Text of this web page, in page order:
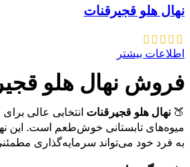
نهال هلو قجیرقنات
اطلاعات بیشتر
فروش نهال هلو
🍑 نهال هلو قجیرقنات انتخابی عالی
میوه‌های تابستانی خوش‌طعم است. این
به فرد خود می‌تواند سرمایه‌گذاری